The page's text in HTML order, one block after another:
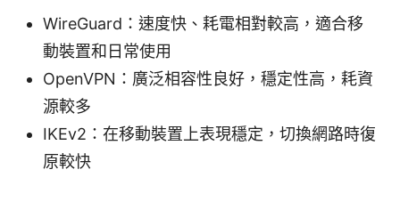
WireGuard：速度快、耗電相對較高，適合移
動裝置和日常使用
OpenVPN：廣泛相容性良好，穩定性高，耗資
源較多
IKEv2：在移動裝置上表現穩定，切換網路時復
原較快